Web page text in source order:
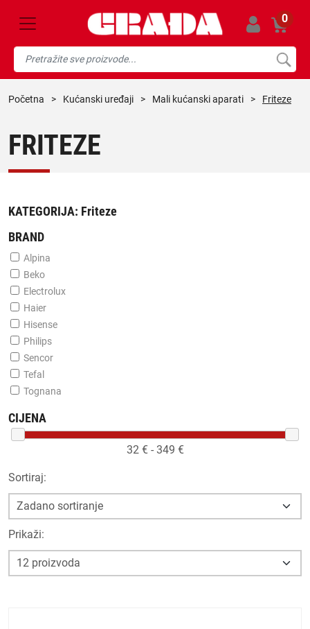
0
početna > kućanski uređaji > mali kućanski aparati > Friteze
FRITEZE
KATEGORIJA: Friteze
BRAND
Alpina
Beko
Electrolux
Haier
Hisense
Philips
Sencor
Tefal
Tognana
CIJENA
32€ - 349 €
Sortiraj:
Prikaži: